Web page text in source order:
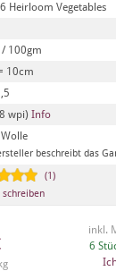
Heirloom Vegetables
100gm
10cm
wpi) Info
beschreibt das
(1)
schreiben
inkl.
6